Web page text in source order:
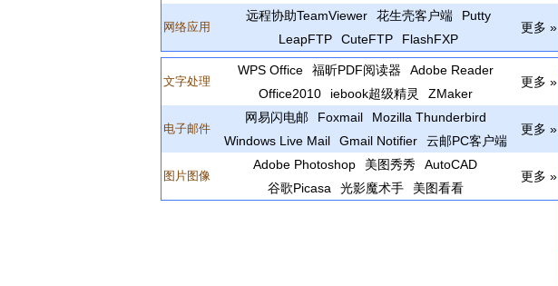
网络应用
远程协助TeamViewer 花生壳客户端
Putty
LeapFTP
CuteFTP FlashFXP
更多 »
文字处理
WPS Office 福昕PDF阅读器
Adobe Reader
Office2010
iebook超级精灵 ZMaker
更多 »
电子邮件
网易闪电邮 Foxmail
Mozilla Thunderbird
Windows Live Mail
Gmail Notifier 云邮PC客户端
更多 »
图片图像
Adobe Photoshop 美图秀秀
AutoCAD
谷歌Picasa
光影魔术手 美图看看
更多 »